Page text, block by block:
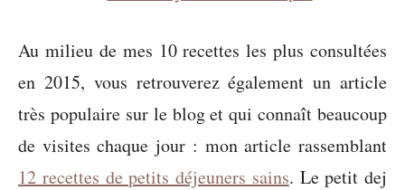
Au milieu de mes 10 recettes les plus consultées
en 2015, vous retrouverez également un article
très populaire sur le blog et qui connaît beaucoup
de visites chaque jour : mon article rassemblant
12 recettes de petits déjeuners sains. Le petit dej